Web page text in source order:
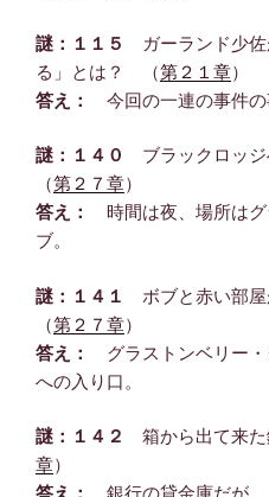
謎：１１５
ガーランド少佐
る」とは？ （第２１章）
答え：
今回の一連の事件の
謎：１４０
ブラックロッ
（第２７章）
答え： 時間は夜、場所は
ブ。
謎：１４１
ボブと赤い部
（第２７章）
答え： グラストンベリー
への入り口。
謎：１４２ 箱から出て来
章）
答え：
銀行の貸金庫だが